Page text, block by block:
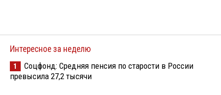
Интересное за неделю
1
Соцфонд: Средняя пенсия по старости в России
превысила 27,2 тысячи